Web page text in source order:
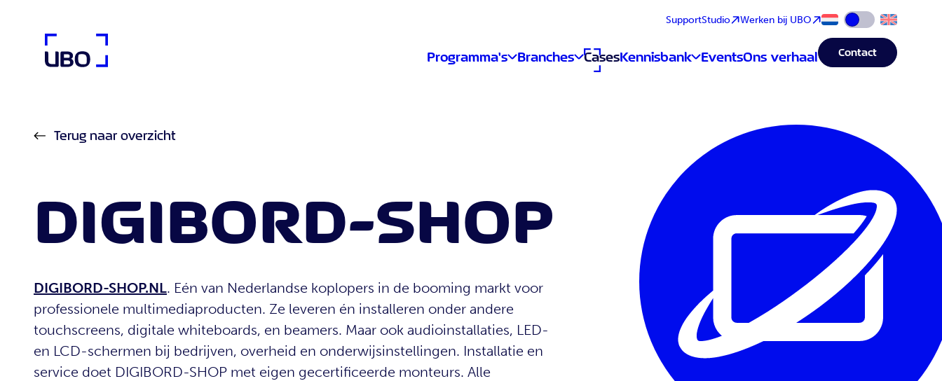
SupportStudio Werken bij UBO
Wijzig taal naar
UBO Agency
Programma's Branches CasesKennisbank EventsOns verhaal Contact
Terug naar overzicht
DIGIBORD-SHOP
DIGIBORD-SHOP.NL. Eén van Nederlandse koplopers in de booming markt voor
professionele multimediaproducten. Ze leveren én installeren onder andere
touchscreens, digitale whiteboards, en beamers. Maar ook audioinstallaties, LED-
en LCD-schermen bij bedrijven, overheid en onderwijsinstellingen. Installatie en
service doet DIGIBORD-SHOP met eigen gecertificeerde monteurs. Alle